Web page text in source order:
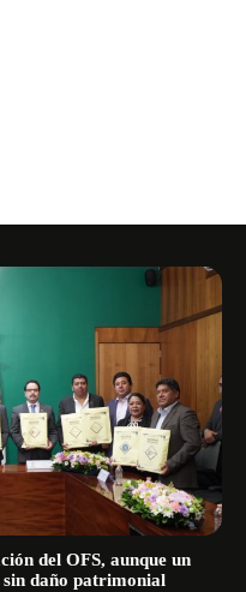
del OFS, aunque un
daño patrimonial